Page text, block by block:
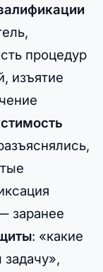
процедур
изъятие
заранее
: «какие